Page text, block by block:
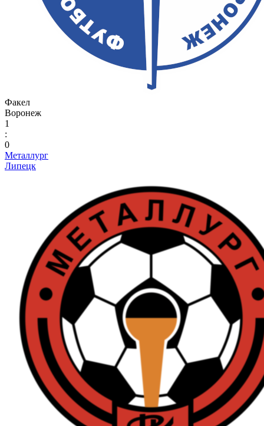
Факел
Воронеж
1
:
0
Металлург
Липецк